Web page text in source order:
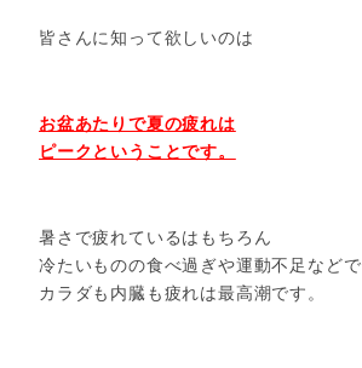
皆さんに知って欲しいのは
お盆あたりで夏の疲れは
ピークということです。
暑さで疲れているはもちろん
冷たいものの食べ過ぎや運動不足などで
カラダも内臓も疲れは最高潮です。